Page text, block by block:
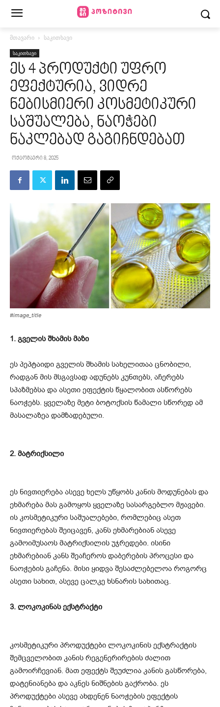
მთავარი საკითხავი
საკითხავი
ეს 4 პროდუქტი უფრო
ეფექტურია, ვიდრე
ნებისმიერი კოსმეტიკური
საშუალება, ნაოჭები
ნაკლებად გაგიჩნდებათ
ოქტომბერი 8, 2025
#image_title
1. გველის შხამის მაზი
ეს პეპტაიდი გველის შხამის სახელითაა ცნობილი,
რადგან მის მსგავსად ადუნებს კუნთებს, აჩერებს
სპაზმებსა და ასეთი ეფექტის წყალობით ასწორებს
ნაოჭებს. ყველაზე მეტი ბოტოქსის წამალი სწორედ ამ
მასალაზეა დამზადებული.
2. მატრიქსილი
ეს ნივთიერება ასევე ხელს უწყობს კანის მოდუნებას და
ეხმარება მას გამოყოს ყველაზე სასარგებლო მჟავები.
ის კოსმეტიკური საშუალებები, რომლებიც ასეთ
ნივთიერებას შეიცავენ, კანს ეხმარებიან ასევე
გამოიმუსაოს მატრიქსილის უჯრედები. ისინი
ეხმარებიან კანს შეაჩეროს დაბერების პროცესი და
ნაოჭების გაჩენა. მისი ყიდვა შესაძლებელოა როგორც
ასეთი სახით, ასევე ცალკე ხსნარის სახითაც.
3. ლოკოკინას ექსტრაქტი
კოსმეტიკური პროდუქტები ლოკოკინის ექსტრაქტის
შემცველობით კანის რეგენერირების ძალით
გამოირჩევიან. მათ ეფექტს შეუძლია კანის გასწორება,
დატენიანება და აკნეს ნიშნების გაქრობა. ეს
პროდუქტები ასევე ახდენენ ნაოჭების ეფექტის